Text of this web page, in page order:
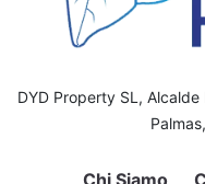
DYD Property SL,